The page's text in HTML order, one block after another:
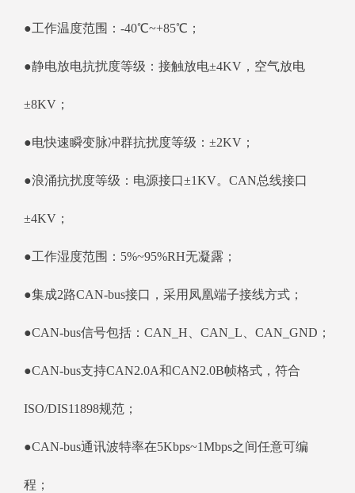
●工作温度范围：-40℃~+85℃；
●静电放电抗扰度等级：接触放电±4KV，空气放电
±8KV；
●电快速瞬变脉冲群抗扰度等级：±2KV；
●浪涌抗扰度等级：电源接口±1KV。CAN总线接口
±4KV；
●工作湿度范围：5%~95%RH无凝露；
●集成2路CAN-bus接口，采用凤凰端子接线方式；
●CAN-bus信号包括：CAN_H、CAN_L、CAN_GND；
●CAN-bus支持CAN2.0A和CAN2.0B帧格式，符合
ISO/DIS11898规范；
●CAN-bus通讯波特率在5Kbps~1Mbps之间任意可编
程；